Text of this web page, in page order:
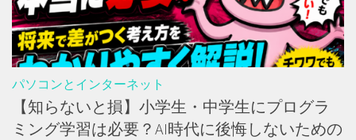
パソコンとインターネット
【知らないと損】小学生・中学生にプログラ
ミング学習は必要？AI時代に後悔しないための